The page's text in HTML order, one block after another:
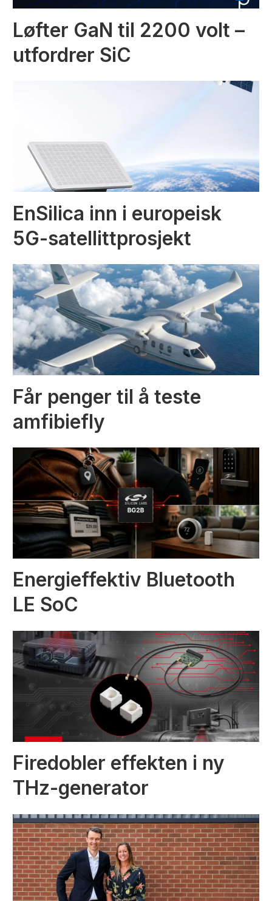
Løfter GaN til 2200 volt –
utfordrer SiC
EnSilica inn i europeisk
5G-satellittprosjekt
Får penger til å teste
amfibiefly
Energieffektiv Bluetooth
LE SoC
Firedobler effekten i ny
THz-generator